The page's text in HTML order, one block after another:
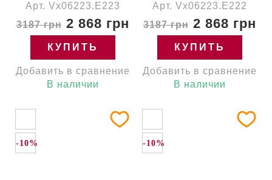
Арт. Vx06223.E223
3187 грн2 868 грн
КУПИТЬ
Добавить в сравнение
В наличии
Арт. Vx06223.E222
3187 грн2 868 грн
КУПИТЬ
Добавить в сравнение
В наличии
-10% -10%